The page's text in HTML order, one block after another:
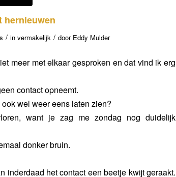
hernieuwen
/ in vermakelijk / door Eddy Mulder
meer met elkaar gesproken en dat vind ik erg
contact opneemt.
wel weer eens laten zien?
want je zag me zondag nog duidelijk
donker bruin.
inderdaad het contact een beetje kwijt geraakt.